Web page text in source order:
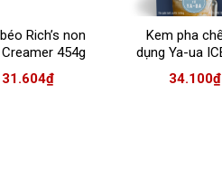
Rich’s non
454g
31.604₫
Kem pha
dụng Ya-ua
hộp 500gr
34.100₫